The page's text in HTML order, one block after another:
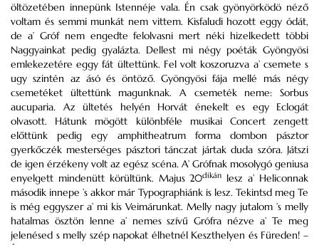
öltözetében innepünk Istennéje vala. Én csak gyönyörködö néző
voltam és semmi munkát nem vittem. Kisfaludi hozott eggy ódát,
de a’ Gróf nem engedte felolvasni mert néki hizelkedett többi
Naggyainkat pedig gyalázta. Dellest mi négy poéták Gyöngyösi
emlekezetére eggy fát ültettünk. Fel volt koszoruzva a’ csemete s
ugy szintén az ásó és öntöző. Gyöngyösi fája mellé más négy
csemetéket ültettünk magunknak. A csemeték neme: Sorbus
aucuparia. Az ültetés helyén Horvát énekelt es egy Eclogát
olvasott. Hátunk mögött különbféle musikai Concert zengett
előttünk pedig egy amphitheatrum forma dombon pásztor
gyerkőczék mesterséges pásztori tánczat jártak duda szóra. Játszi
de igen érzékeny volt az egész scéna. A’ Grófnak mosolygó geniusa
enyelgett mindenütt körültünk. Majus 20dikán
lesz a’ Heliconnak
második innepe ’s akkor már Typographiánk is lesz. Tekintsd meg Te
is még eggyszer a’ mi kis Veimárunkat. Melly nagy jutalom ’s melly
hatalmas ösztön lenne a’ nemes szívű Grófra nézve a’ Te meg
jelenésed s melly szép napokat élhetnél Keszthelyen és Füreden! –